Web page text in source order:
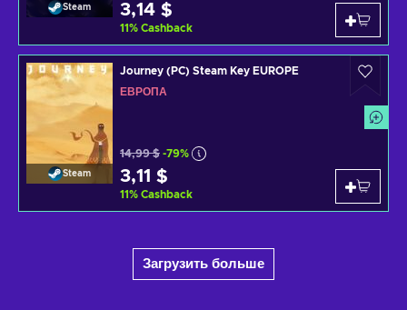
Steam 3,14 $
11% Cashback
Steam
Journey (PC) Steam Key EUROPE
ЕВРОПА
14,99 $ -79%
3,11 $
11% Cashback
Загрузить больше